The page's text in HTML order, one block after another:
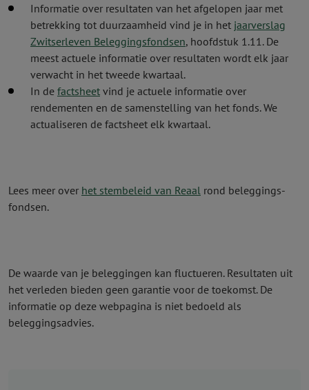
Informatie over resultaten van het afgelopen jaar met
betrekking tot duurzaamheid vind je in het jaarverslag
Zwitserleven Beleggingsfondsen, hoofdstuk 1.11.De
meest actuele informatie over resultaten wordt elk jaar
verwacht in het tweede kwartaal.
In de factsheet vind je actuele informatie over
rendementen en de samenstelling van het fonds. We
actualiseren de factsheet elk kwartaal.
Lees meer over het stembeleid van Reaal rond beleggings­
fondsen.
De waarde van je beleggingen kan fluctueren. Resultaten uit
het verleden bieden geen garantie voor de toekomst. De
informatie op deze webpagina is niet bedoeld als
beleggingsadvies.